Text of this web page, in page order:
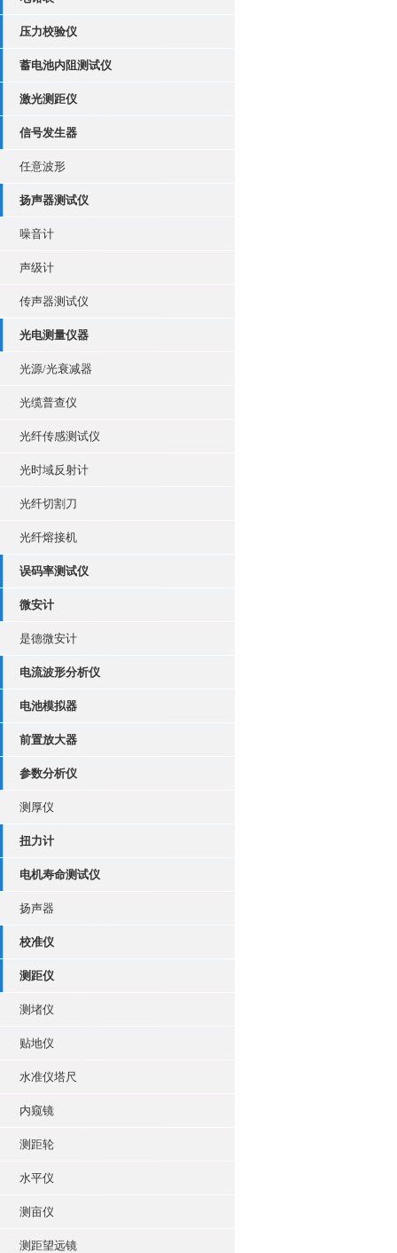
压力校验仪
蓄电池内阻测试仪
激光测距仪
信号发生器
任意波形
扬声器测试仪
噪音计
声级计
传声器测试仪
光电测量仪器
光源/光衰减器
光缆普查仪
光纤传感测试仪
光时域反射计
光纤切割刀
光纤熔接机
误码率测试仪
微安计
是德微安计
电流波形分析仪
电池模拟器
前置放大器
参数分析仪
测厚仪
扭力计
电机寿命测试仪
扬声器
校准仪
测距仪
测堵仪
贴地仪
水准仪塔尺
内窥镜
测距轮
水平仪
测亩仪
测距望远镜